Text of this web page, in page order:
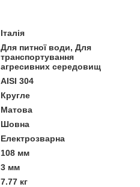
Італія
Для питної води, Для
транспортування
агресивних середовищ
AISI 304
Кругле
Матова
Шовна
Електрозварна
108 мм
3 мм
7.77 кг